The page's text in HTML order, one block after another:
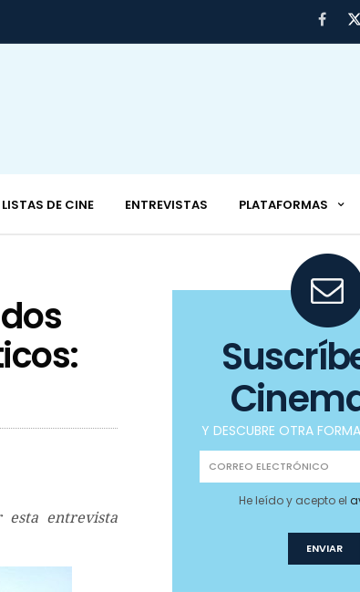
LISTAS DE CINE ENTREVISTAS PLATAFORMAS
entrevista
Y DESCUBRE OTRA
He leído y acepto el